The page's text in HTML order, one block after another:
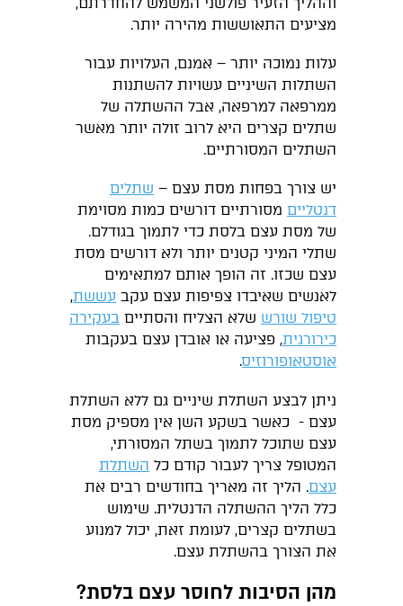
מציעים התאוששות מהירה יותר.
עלות נמוכה יותר – אמנם, העלויות עבור
השתלות השיניים עשויות להשתנות
ממרפאה למרפאה, אבל ההשתלה של
שתלים קצרים היא לרוב זולה יותר מאשר
השתלים המסורתיים.
יש צורך בפחות מסת עצם – שתלים
דנטליים מסורתיים דורשים כמות מסוימת
של מסת עצם בלסת כדי לתמוך בגודלם.
שתלי המיני קטנים יותר ולא דורשים מסת
עצם שכזו. זה הופך אותם למתאימים
לאנשים שאיבדו צפיפות עצם עקב עששת,
טיפול שורש שלא הצליח והסתיים בעקירה
כירורגית, פציעה או אובדן עצם בעקבות
אוסטאופורוזיס.
ניתן לבצע השתלת שיניים גם ללא השתלת
עצם - כאשר בשקע השן אין מספיק מסת
עצם שתוכל לתמוך בשתל המסורתי,
המטופל צריך לעבור קודם כל השתלת
עצם. הליך זה מאריך בחודשים רבים את
כלל הליך ההשתלה הדנטלית. שימוש
בשתלים קצרים, לעומת זאת, יכול למנוע
את הצורך בהשתלת עצם.
מהן הסיבות לחוסר עצם בלסת?